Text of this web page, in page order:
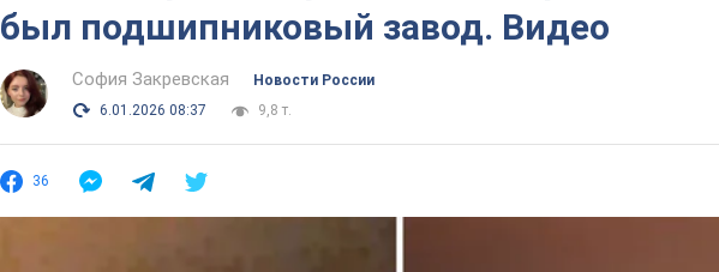
был подшипниковый завод. Видео
София Закревская
Новости России
6.01.2026 08:37
9,8 т.
36